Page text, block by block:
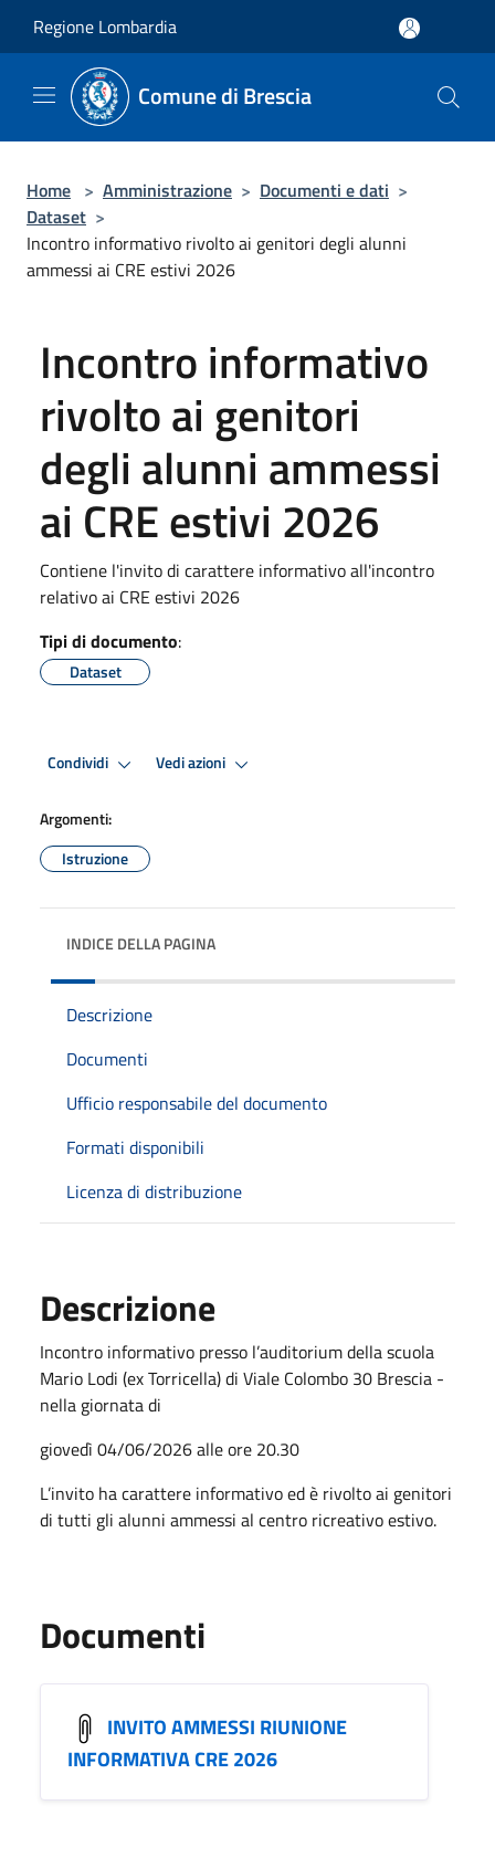
Regione Lombardia
Comune di Brescia
Home > Amministrazione > Documenti e dati >
Dataset >
Incontro informativo rivolto ai genitori degli alunni
ammessi ai CRE estivi 2026
Incontro informativo
rivolto ai genitori
degli alunni ammessi
ai CRE estivi 2026
Contiene l'invito di carattere informativo all'incontro
relativo ai CRE estivi 2026
Tipi di documento:
Dataset
Condividi Vedi azioni
Argomenti:
Istruzione
INDICE DELLA PAGINA
Descrizione
Documenti
Ufficio responsabile del documento
Formati disponibili
Licenza di distribuzione
Descrizione
Incontro informativo presso l’auditorium della scuola
Mario Lodi (ex Torricella) di Viale Colombo 30 Brescia -
nella giornata di
giovedì 04/06/2026 alle ore 20.30
L’invito ha carattere informativo ed è rivolto ai genitori
di tutti gli alunni ammessi al centro ricreativo estivo.
Documenti
INVITO AMMESSI RIUNIONE
INFORMATIVA CRE 2026